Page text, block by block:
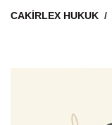
CAKIRLEX HUKUK